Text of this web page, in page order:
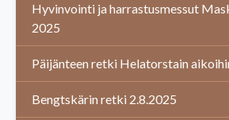
Hyvinvointi ja harrastusmessut
2025
Päijänteen retki Helatorstain
Bengtskärin retki 2.8.2025